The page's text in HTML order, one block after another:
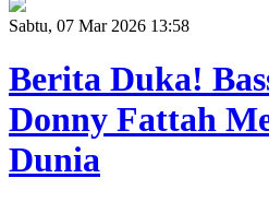
Sabtu, 07 Mar 2026 13:58
Berita Duka!
Donny Fattah
Dunia